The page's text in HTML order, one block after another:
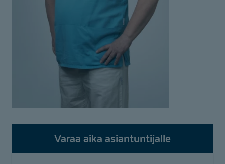
Varaa aika asiantuntijalle